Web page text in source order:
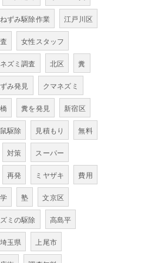
ねずみ駆除作業 江戸川区
女性スタッフ
ネズミ調査 北区 糞
み発見 クマネズミ
糞を発見 新宿区
鼠駆除 見積もり 無料
対策 スーパー
再発 ミヤザキ 費用
塾 文京区
ミの駆除 高島平
埼玉県 上尾市